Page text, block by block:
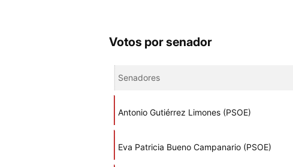
Votos por senador
Senadores
Antonio Gutiérrez Limones (PSOE)
Eva Patricia Bueno Campanario (PSOE)